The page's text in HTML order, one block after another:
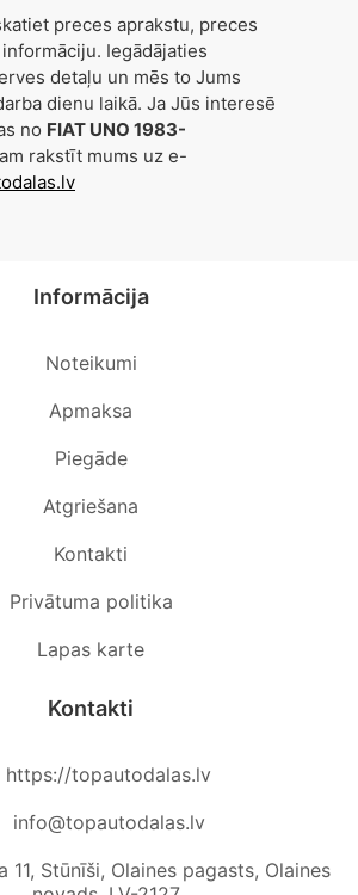
preces aprakstu, preces
Iegādājaties
detaļu un mēs to Jums
dienu laikā. Ja Jūs interesē
no FIAT UNO 1983-
rakstīt mums uz e-
Informācija
Noteikumi
Apmaksa
Piegāde
Atgriešana
Kontakti
Privātuma politika
Lapas karte
Kontakti
https://topautodalas.lv
info@topautodalas.lv
11, Stūnīši, Olaines pagasts, Olaines